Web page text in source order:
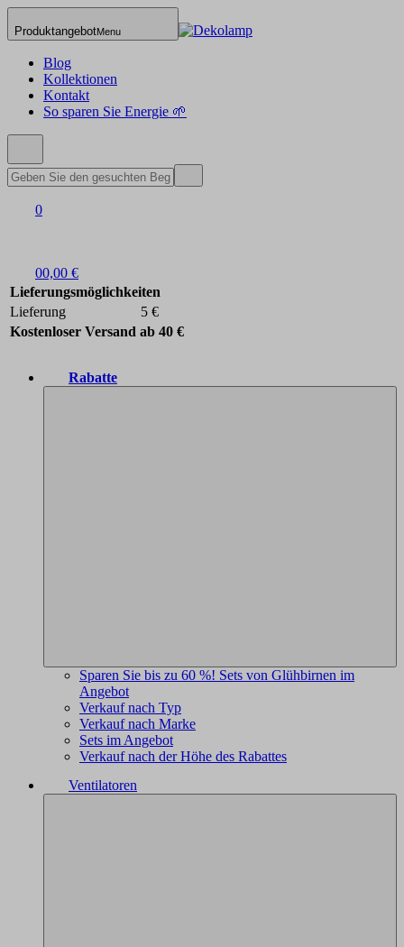
ProduktangebotMenu
Blog
Kollektionen
Kontakt
So sparen Sie Energie 🌱
0
00,00 €
Lieferungsmöglichkeiten
Lieferung
5 €
Kostenloser Versand ab 40 €
Rabatte
Sparen Sie bis zu 60 %! Sets von Glühbirnen im
Angebot
Verkauf nach Typ
Verkauf nach Marke
Sets im Angebot
Verkauf nach der Höhe des Rabattes
Ventilatoren